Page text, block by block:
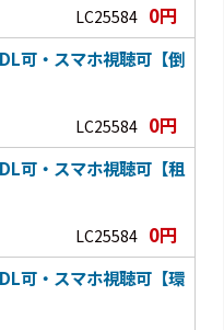
LC25584 0円
可・スマホ視聴可【倒
LC25584 0円
可・スマホ視聴可【租
LC25584 0円
可・スマホ視聴可【環